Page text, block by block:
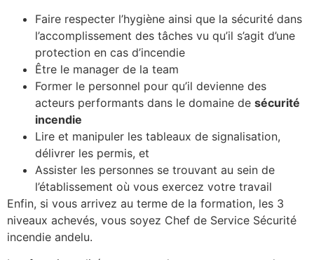
Faire respecter l’hygiène ainsi que la sécurité dans
l’accomplissement des tâches vu qu’il s’agit d’une
protection en cas d’incendie
Être le manager de la team
Former le personnel pour qu’il devienne des
acteurs performants dans le domaine de sécurité
incendie
Lire et manipuler les tableaux de signalisation,
délivrer les permis, et
Assister les personnes se trouvant au sein de
l’établissement où vous exercez votre travail
Enfin, si vous arrivez au terme de la formation, les 3
niveaux achevés, vous soyez Chef de Service Sécurité
incendie andelu.